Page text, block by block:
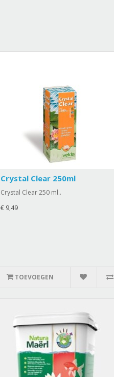
Crystal Clear 250ml
Crystal Clear 250 ml..
€ 9,49
TOEVOEGEN